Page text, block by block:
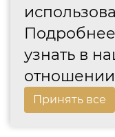
узнать в
Принять все